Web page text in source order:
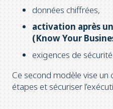
données chiffrées,
activation après
(Know Your
exigences de
Ce second modèle vise un
étapes et sécuriser